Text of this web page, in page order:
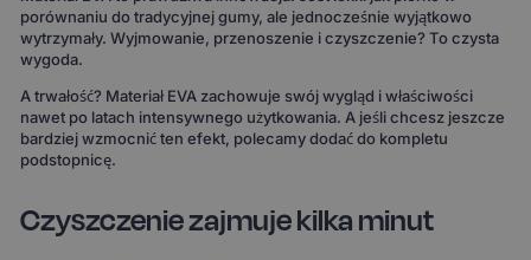
porównaniu do tradycyjnej gumy, ale jednocześnie wyjątkowo
wytrzymały. Wyjmowanie, przenoszenie i czyszczenie? To czysta
wygoda.
A trwałość? Materiał EVA zachowuje swój wygląd i właściwości
nawet po latach intensywnego użytkowania. A jeśli chcesz jeszcze
bardziej wzmocnić ten efekt, polecamy dodać do kompletu
podstopnicę.
Czyszczenie zajmuje kilka minut